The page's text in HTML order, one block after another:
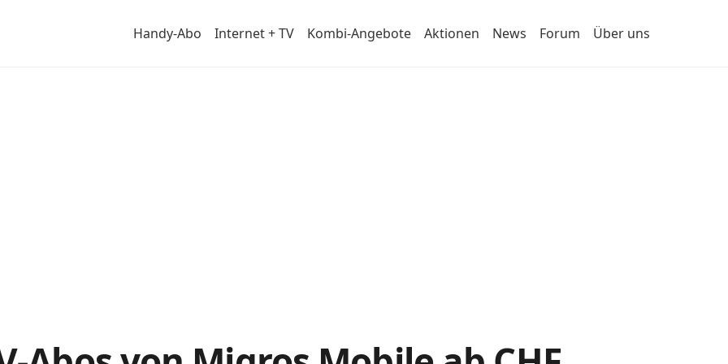
Handy-Abo Internet + TV Kombi-Angebote Aktionen News Forum Über uns